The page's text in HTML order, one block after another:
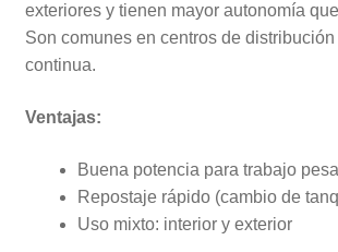
exteriores y tienen mayor autonomía
Son comunes en centros de
continua.
Ventajas:
Buena potencia para trabajo
Repostaje rápido (cambio de
Uso mixto: interior y exterior